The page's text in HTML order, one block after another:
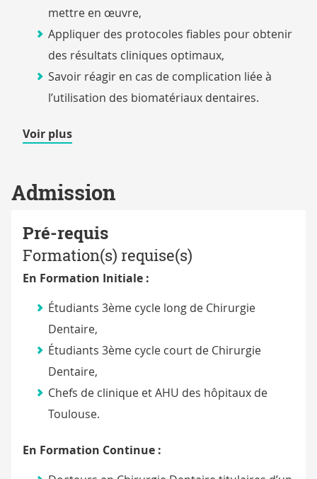
mettre en œuvre,
Appliquer des protocoles fiables pour obtenir
des résultats cliniques optimaux,
Savoir réagir en cas de complication liée à
l’utilisation des biomatériaux dentaires.
Voir plusde
Admission
Pré-requis
Formation(s) requise(s)
En Formation Initiale :
Étudiants 3ème cycle long de Chirurgie
Dentaire,
Étudiants 3ème cycle court de Chirurgie
Dentaire,
Chefs de clinique et AHU des hôpitaux de
Toulouse.
En Formation Continue :